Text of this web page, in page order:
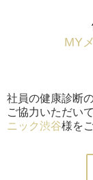
MY
社員の健康診断
ご協力いただい
ニック渋谷様を